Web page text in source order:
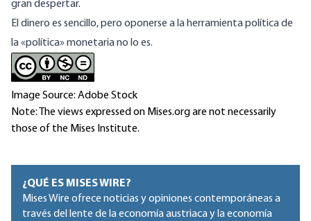
gran despertar.
El dinero es sencillo, pero oponerse a la herramienta política de
la «política» monetaria no lo es.
Image Source: Adobe Stock
Note: The views expressed on Mises.org are not necessarily
those of the Mises Institute.
¿QUÉ ES MISES WIRE?
Mises Wire ofrece noticias y opiniones contemporáneas a
través del lente de la economía austriaca y la economía